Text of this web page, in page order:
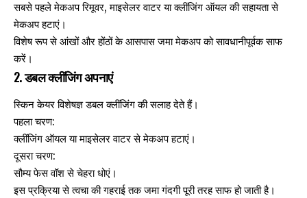
सबसे पहले मेकअप रिमूवर, माइसेलर वाटर या क्लींजिंग ऑयल की सहायता से
मेकअप हटाएं।
विशेष रूप से आंखों और होंठों के आसपास जमा मेकअप को सावधानीपूर्वक साफ
करें।
2. डबल क्लींजिंग अपनाएं
स्किन केयर विशेषज्ञ डबल क्लींजिंग की सलाह देते हैं।
पहला चरण:
क्लींजिंग ऑयल या माइसेलर वाटर से मेकअप हटाएं।
दूसरा चरण:
सौम्य फेस वॉश से चेहरा धोएं।
इस प्रक्रिया से त्वचा की गहराई तक जमा गंदगी पूरी तरह साफ हो जाती है।